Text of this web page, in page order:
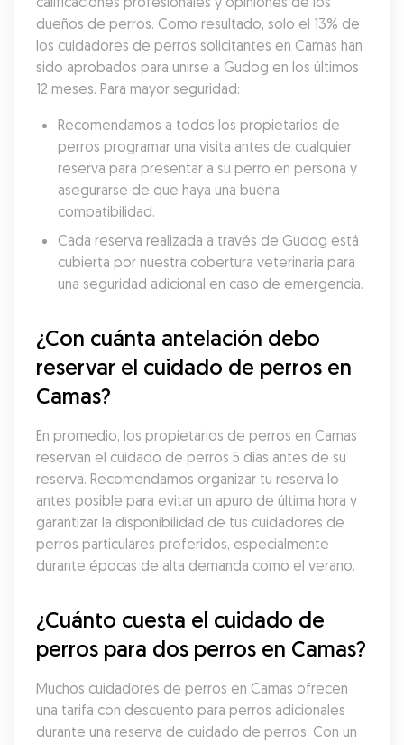
dueños de perros. Como resultado, solo el 13% de
los cuidadores de perros solicitantes en Camas han
sido aprobados para unirse a Gudog en los últimos
12 meses. Para mayor seguridad:
Recomendamos a todos los propietarios de
perros programar una visita antes de cualquier
reserva para presentar a su perro en persona y
asegurarse de que haya una buena
compatibilidad.
Cada reserva realizada a través de Gudog está
cubierta por nuestra cobertura veterinaria para
una seguridad adicional en caso de emergencia.
¿Con cuánta antelación debo
reservar el cuidado de perros en
Camas?
En promedio, los propietarios de perros en Camas
reservan el cuidado de perros 5 días antes de su
reserva. Recomendamos organizar tu reserva lo
antes posible para evitar un apuro de última hora y
garantizar la disponibilidad de tus cuidadores de
perros particulares preferidos, especialmente
durante épocas de alta demanda como el verano.
¿Cuánto cuesta el cuidado de
perros para dos perros en Camas?
Muchos cuidadores de perros en Camas ofrecen
una tarifa con descuento para perros adicionales
durante una reserva de cuidado de perros. Con un